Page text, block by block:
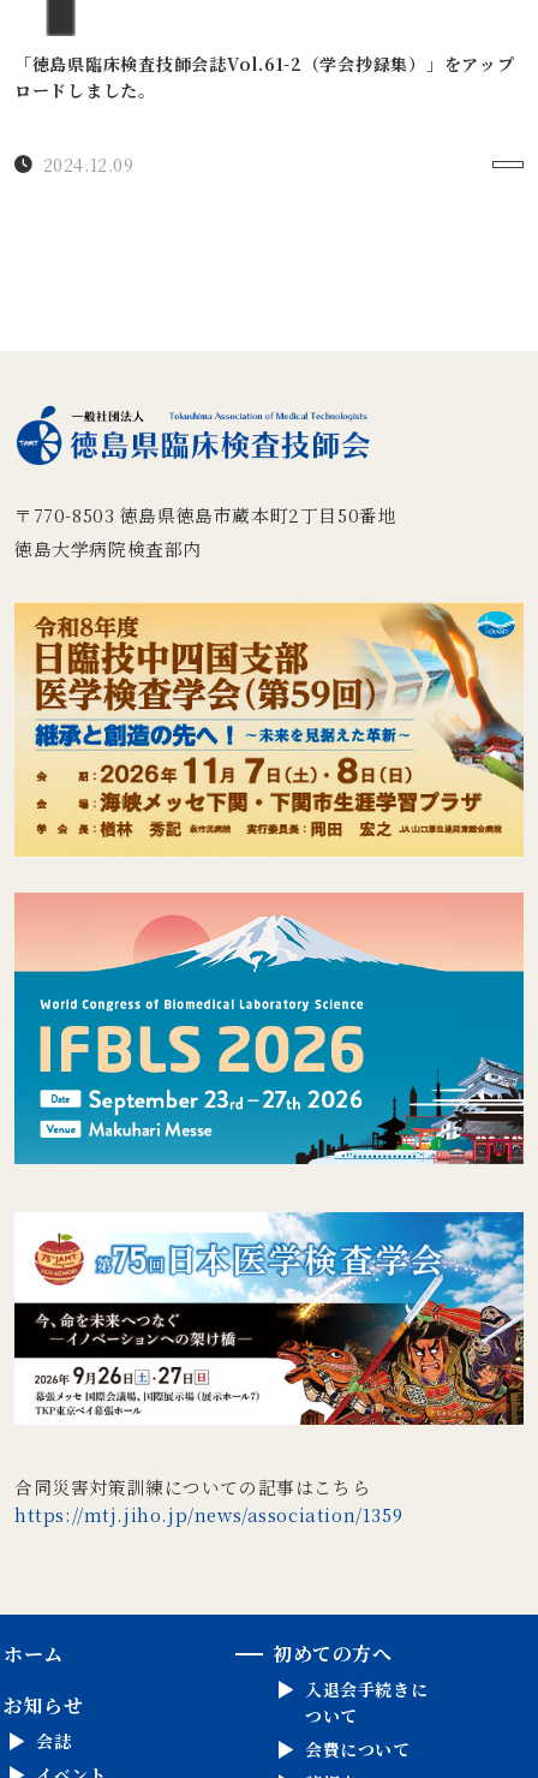
「徳島県臨床検査技師会誌Vol.61-2（学会抄録集）」をアップ
ロードしました。
2024.12.09
〒770-8503 徳島県徳島市蔵本町2丁目50番地
徳島大学病院検査部内
合同災害対策訓練についての記事はこちら
https://mtj.jiho.jp/news/association/1359
ホーム 初めての方へ
入退会手続きに
ついて
会費について
お知らせ
会誌